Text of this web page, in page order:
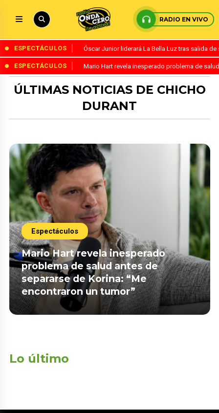
RADIO EN VIVO
ESPECTÁCULOS Óscar Junior liderará La Bella Luz tras salida
ESPECTÁCULOS Mario Hart revela inesperado problema de
ÚLTIMAS NOTICIAS DE CHICHO
DURANT
Espectáculos
Mario Hart revela inesperado
problema de salud antes de
separarse de Korina: “Me
encontraron un tumor”
Lo último